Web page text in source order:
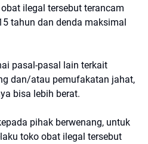
ilegal tersebut terancam
tahun dan denda maksimal
pasal-pasal lain terkait
dan/atau pemufakatan jahat,
bisa lebih berat.
pihak berwenang, untuk
toko obat ilegal tersebut